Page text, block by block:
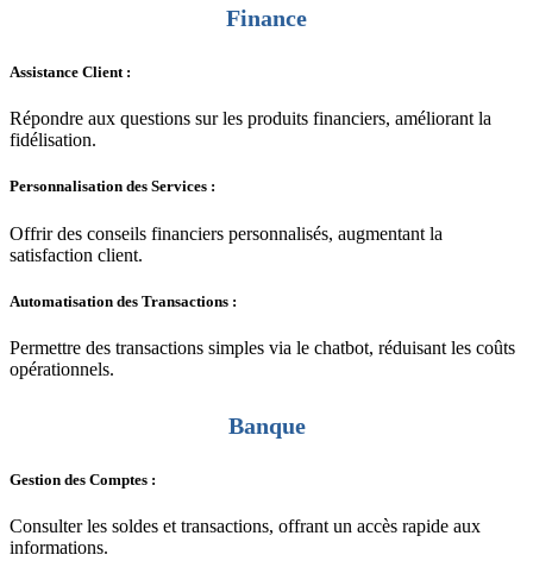
Finance
Assistance Client :
Répondre aux questions sur les produits financiers, améliorant la
fidélisation.
Personnalisation des Services :
Offrir des conseils financiers personnalisés, augmentant la
satisfaction client.
Automatisation des Transactions :
Permettre des transactions simples via le chatbot, réduisant les coûts
opérationnels.
Banque
Gestion des Comptes :
Consulter les soldes et transactions, offrant un accès rapide aux
informations.